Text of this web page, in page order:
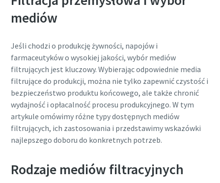
energii.
mediów
Jeśli chodzi o produkcję żywności, napojów i
farmaceutyków o wysokiej jakości, wybór mediów
filtrujących jest kluczowy. Wybierając odpowiednie media
filtrujące do produkcji, można nie tylko zapewnić czystość i
bezpieczeństwo produktu końcowego, ale także chronić
wydajność i opłacalność procesu produkcyjnego. W tym
artykule omówimy różne typy dostępnych mediów
filtrujących, ich zastosowania i przedstawimy wskazówki
najlepszego doboru do konkretnych potrzeb.
Rodzaje mediów filtracyjnych
Dane osobowe
Nazwisko
Adres e-mail
Dodatkowe informacje
Firma
Kraj